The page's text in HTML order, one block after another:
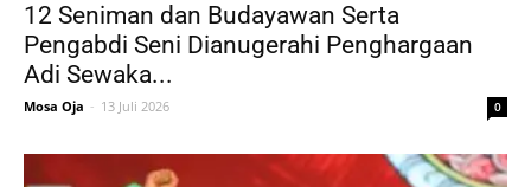
12 Seniman dan Budayawan Serta
Pengabdi Seni Dianugerahi Penghargaan
Adi Sewaka...
Mosa Oja - 13 Juli 2026 0